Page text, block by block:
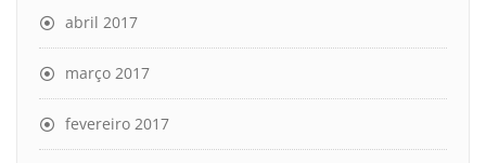
abril 2017
março 2017
fevereiro 2017